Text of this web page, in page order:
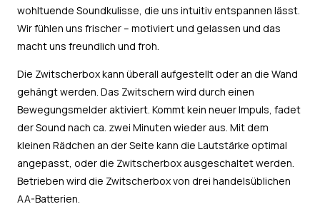
wohltuende Soundkulisse, die uns intuitiv entspannen lässt.
Wir fühlen uns frischer – motiviert und gelassen und das
macht uns freundlich und froh.
Die Zwitscherbox kann überall aufgestellt oder an die Wand
gehängt werden. Das Zwitschern wird durch einen
Bewegungsmelder aktiviert. Kommt kein neuer Impuls, fadet
der Sound nach ca. zwei Minuten wieder aus. Mit dem
kleinen Rädchen an der Seite kann die Lautstärke optimal
angepasst, oder die Zwitscherbox ausgeschaltet werden.
Betrieben wird die Zwitscherbox von drei handelsüblichen
AA-Batterien.